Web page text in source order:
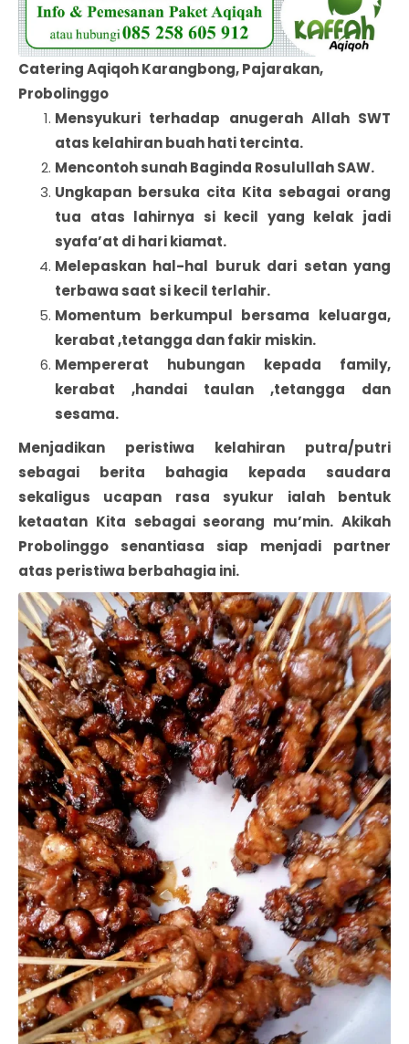
Catering Aqiqoh Karangbong, Pajarakan,
Probolinggo
Mensyukuri terhadap anugerah Allah SWT
atas kelahiran buah hati tercinta.
Mencontoh sunah Baginda Rosulullah SAW.
Ungkapan bersuka cita Kita sebagai orang
tua atas lahirnya si kecil yang kelak jadi
syafa’at di hari kiamat.
Melepaskan hal-hal buruk dari setan yang
terbawa saat si kecil terlahir.
Momentum berkumpul bersama keluarga,
kerabat ,tetangga dan fakir miskin.
Mempererat hubungan kepada family,
kerabat ,handai taulan ,tetangga dan
sesama.
Menjadikan peristiwa kelahiran putra/putri
sebagai berita bahagia kepada saudara
sekaligus ucapan rasa syukur ialah bentuk
ketaatan Kita sebagai seorang mu’min. Akikah
Probolinggo senantiasa siap menjadi partner
atas peristiwa berbahagia ini.